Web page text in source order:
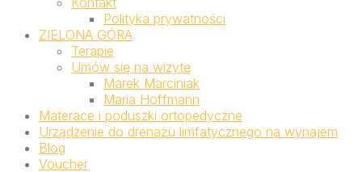
Polityka prywatności
ZIELONA GÓRA
Terapie
Umów się na wizytę
Marek Marciniak
Maria Hoffmann
Materace i poduszki ortopedyczne
Urządzenie do drenażu limfatycznego na wynajem
Blog
Voucher